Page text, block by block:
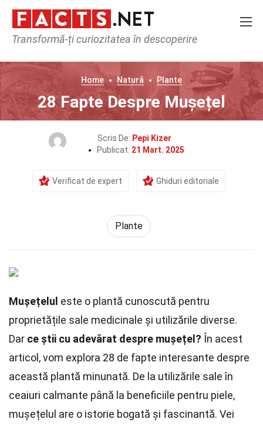
Transformă-ți curiozitatea în descoperire
Home Natură Plante
28 Fapte Despre Mușețel
Scris De: Pepi Kizer
Publicat: 21 Mart. 2025
Verificat de expert Ghiduri editoriale
Plante
Mușețelul este o plantă cunoscută pentru
proprietățile sale medicinale și utilizările diverse.
Dar ce știi cu adevărat despre mușețel? În acest
articol, vom explora 28 de fapte interesante despre
această plantă minunată. De la utilizările sale în
ceaiuri calmante până la beneficiile pentru piele,
mușețelul are o istorie bogată și fascinantă. Vei